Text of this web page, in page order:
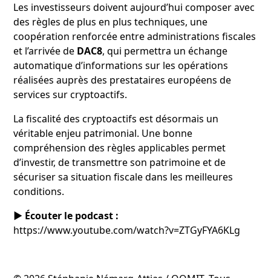
Les investisseurs doivent aujourd’hui composer avec
des règles de plus en plus techniques, une
coopération renforcée entre administrations fiscales
et l’arrivée de DAC8, qui permettra un échange
automatique d’informations sur les opérations
réalisées auprès des prestataires européens de
services sur cryptoactifs.
La fiscalité des cryptoactifs est désormais un
véritable enjeu patrimonial. Une bonne
compréhension des règles applicables permet
d’investir, de transmettre son patrimoine et de
sécuriser sa situation fiscale dans les meilleures
conditions.
▶️ Écouter le podcast :
https://www.youtube.com/watch?v=ZTGyFYA6KLg